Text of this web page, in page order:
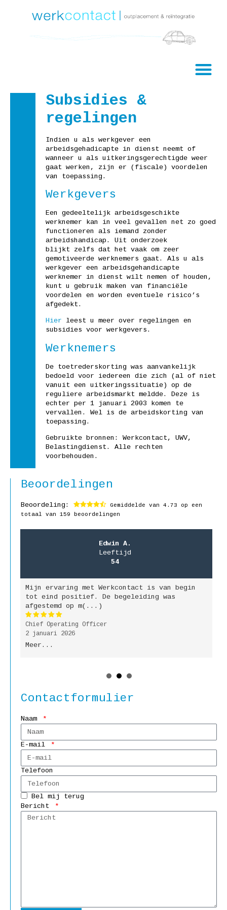
Subsidies &
regelingen
Indien u als werkgever een
arbeidsgehadicapte in dienst neemt of
wanneer u als uitkeringsgerechtigde weer
gaat werken, zijn er (fiscale) voordelen
van toepassing.
Werkgevers
Een gedeeltelijk arbeidsgeschikte
werknemer kan in veel gevallen net zo goed
functioneren als iemand zonder
arbeidshandicap. Uit onderzoek
blijkt zelfs dat het vaak om zeer
gemotiveerde werknemers gaat. Als u als
werkgever een arbeidsgehandicapte
werknemer in dienst wilt nemen of houden,
kunt u gebruik maken van financiële
voordelen en worden eventuele risico’s
afgedekt.
Hier leest u meer over regelingen en
subsidies voor werkgevers.
Werknemers
De toetrederskorting was aanvankelijk
bedoeld voor iedereen die zich (al of niet
vanuit een uitkeringssituatie) op de
reguliere arbeidsmarkt meldde. Deze is
echter per 1 januari 2003 komen te
vervallen. Wel is de arbeidskorting van
toepassing.
Gebruikte bronnen: Werkcontact, UWV,
Belastingdienst. Alle rechten
voorbehouden.
Beoordelingen
Beoordeling: Gemiddelde van 4.73 op een
totaal van 159 beoordelingen
Edwin A.
Leeftijd
54
Mijn ervaring met Werkcontact is van begin
tot eind positief. De begeleiding was
afgestemd op m(...)
Chief Operating Officer
2 januari 2026
Meer...
Contactformulier
Naam
E-mail
Telefoon
Bel mij terug
Bericht